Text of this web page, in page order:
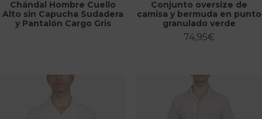
Chándal Hombre Cuello
Alto sin Capucha Sudadera
y Pantalón Cargo Gris
Conjunto oversize de
camisa y bermuda en punto
granulado verde
74,95€